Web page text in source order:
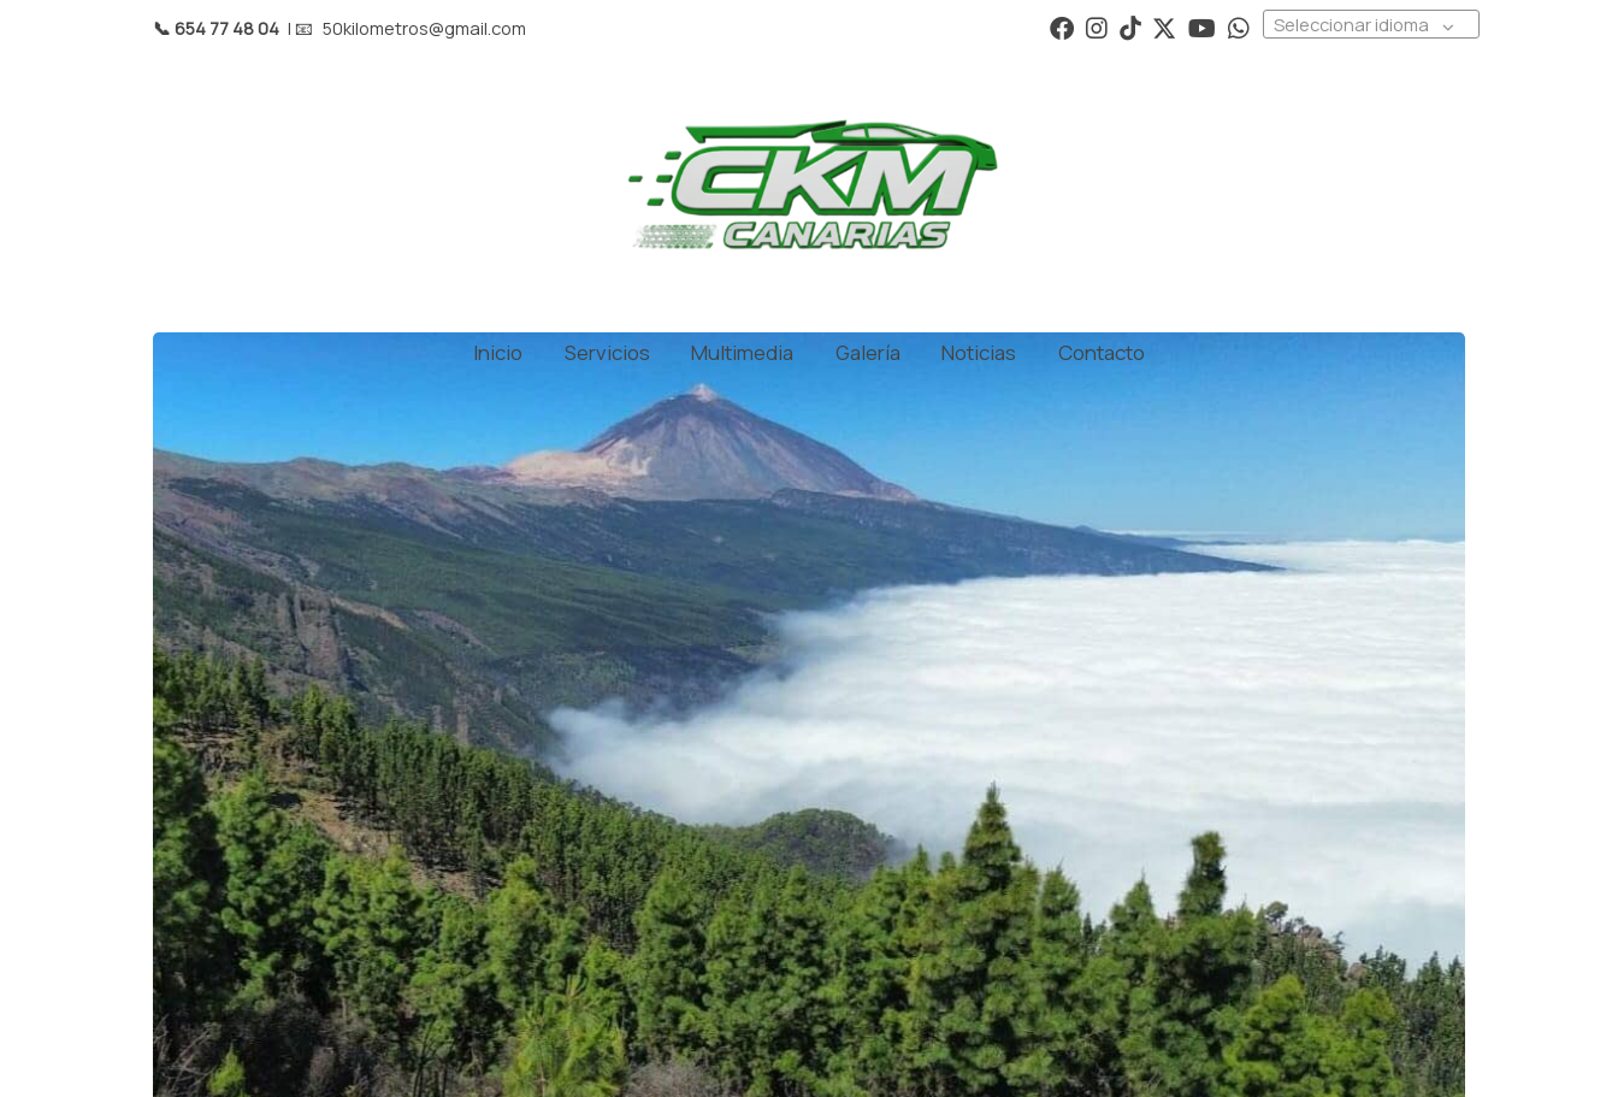
📞 654 77 48 04 | 📧 50kilometros@gmail.com Seleccionar idioma
Inicio Servicios Multimedia Galería Noticias Contacto